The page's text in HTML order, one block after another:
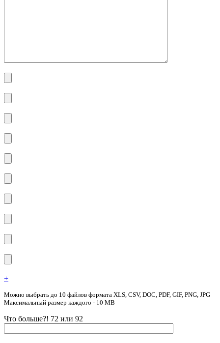
+
Можно выбрать до 10 файлов формата XLS, CSV, DOC, PDF, GIF, PNG, JPG
Максимальный размер каждого - 10 MB
Что больше?! 72 или 92